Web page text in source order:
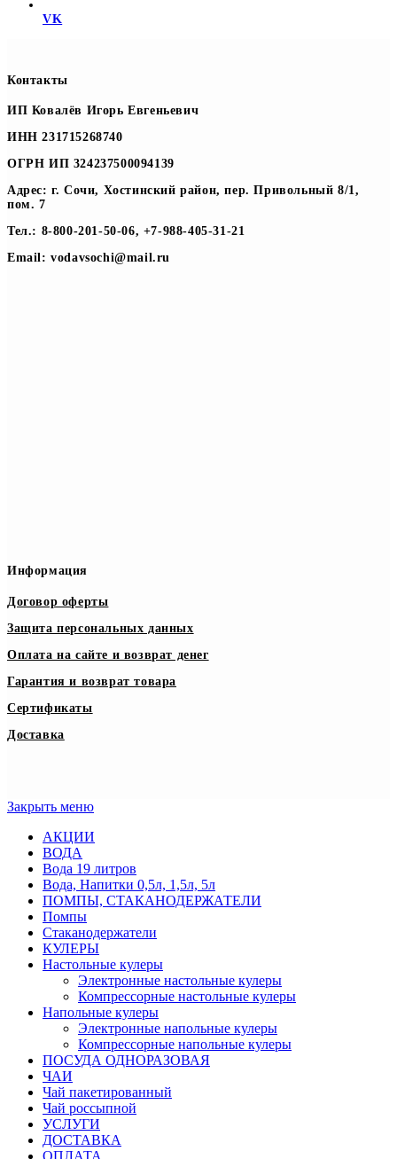
VK
Контакты
ИП Ковалёв Игорь Евгеньевич
ИНН 231715268740
ОГРН ИП 324237500094139
Адрес: г. Сочи, Хостинский район, пер. Привольный 8/1,
пом. 7
Тел.: 8-800-201-50-06, +7-988-405-31-21
Email: vodavsochi@mail.ru
Информация
Договор оферты
Защита персональных данных
Оплата на сайте и возврат денег
Гарантия и возврат товара
Сертификаты
Доставка
Закрыть меню
АКЦИИ
ВОДА
Вода 19 литров
Вода, Напитки 0,5л, 1,5л, 5л
ПОМПЫ, СТАКАНОДЕРЖАТЕЛИ
Помпы
Стаканодержатели
КУЛЕРЫ
Настольные кулеры
Электронные настольные кулеры
Компрессорные настольные кулеры
Напольные кулеры
Электронные напольные кулеры
Компрессорные напольные кулеры
ПОСУДА ОДНОРАЗОВАЯ
ЧАИ
Чай пакетированный
Чай россыпной
УСЛУГИ
ДОСТАВКА
ОПЛАТА